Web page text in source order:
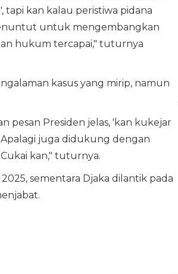
kan kalau peristiwa pidana
untuk mengembangkan
hukum tercapai," tuturnya
kasus yang mirip, namun
pesan Presiden jelas, 'kan kukejar
juga didukung dengan
kan," tuturnya.
sementara Djaka dilantik pada